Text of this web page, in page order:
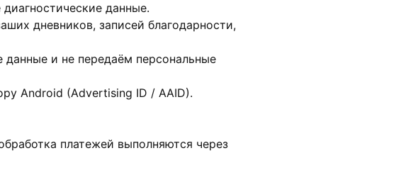
данные.
дневников, записей благодарности,
и не передаём персональные
Android (Advertising ID / AAID).
платежей выполняются через